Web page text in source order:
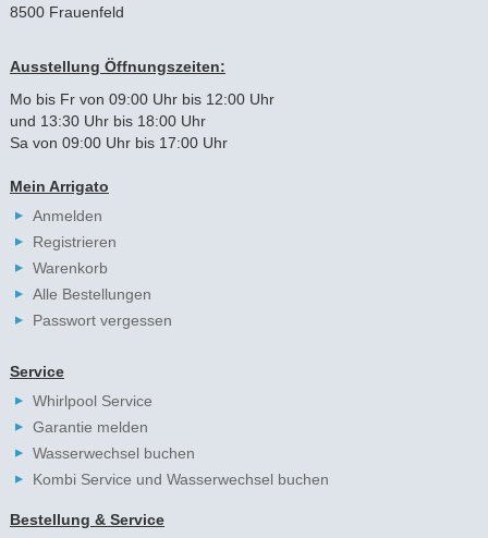
8500 Frauenfeld
Ausstellung Öffnungszeiten:
Mo bis Fr von 09:00 Uhr bis 12:00 Uhr
und 13:30 Uhr bis 18:00 Uhr
Sa von 09:00 Uhr bis 17:00 Uhr
Mein Arrigato
Anmelden
Registrieren
Warenkorb
Alle Bestellungen
Passwort vergessen
Service
Whirlpool Service
Garantie melden
Wasserwechsel buchen
Kombi Service und Wasserwechsel buchen
Bestellung & Service